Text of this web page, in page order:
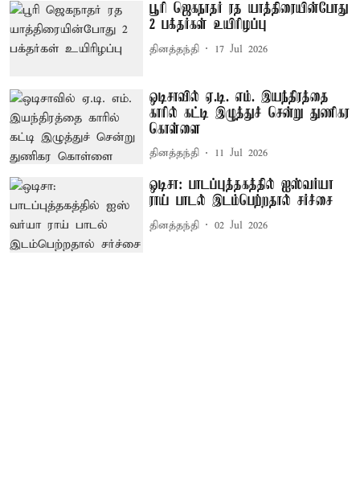
பூரி ஜெகநாதர் ரத யாத்திரையின்போது
2 பக்தர்கள் உயிரிழப்பு
தினத்தந்தி 17 Jul 2026
ஒடிசாவில் ஏ.டி. எம். இயந்திரத்தை
காரில் கட்டி இழுத்துச் சென்று துணிகர
கொள்ளை
தினத்தந்தி 11 Jul 2026
ஒடிசா: பாடப்புத்தகத்தில் ஐஸ்​வர்யா
ராய் பாடல் இடம்பெற்றதால் சர்ச்சை
தினத்தந்தி 02 Jul 2026